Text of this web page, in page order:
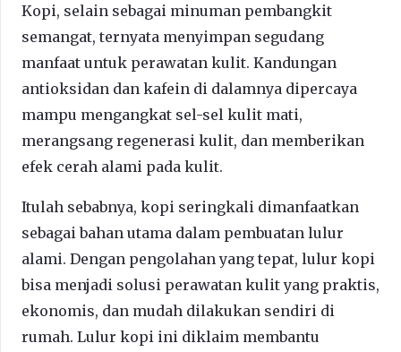
Kopi, selain sebagai minuman pembangkit
semangat, ternyata menyimpan segudang
manfaat untuk perawatan kulit. Kandungan
antioksidan dan kafein di dalamnya dipercaya
mampu mengangkat sel-sel kulit mati,
merangsang regenerasi kulit, dan memberikan
efek cerah alami pada kulit.
Itulah sebabnya, kopi seringkali dimanfaatkan
sebagai bahan utama dalam pembuatan lulur
alami. Dengan pengolahan yang tepat, lulur kopi
bisa menjadi solusi perawatan kulit yang praktis,
ekonomis, dan mudah dilakukan sendiri di
rumah. Lulur kopi ini diklaim membantu